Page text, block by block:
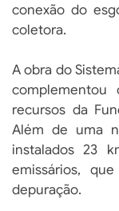
conexão do
coletora.
A obra do
recursos da
Além de uma
instalados 23
emissários,
depuração.